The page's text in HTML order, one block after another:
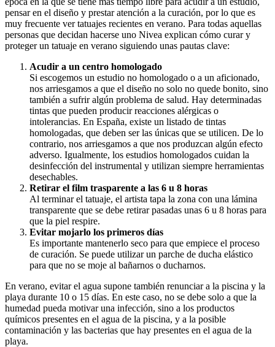
pensar en el diseño y prestar atención a la curación, por lo que es
muy frecuente ver tatuajes recientes en verano. Para todas aquellas
personas que decidan hacerse uno Nivea explican cómo curar y
proteger un tatuaje en verano siguiendo unas pautas clave:
Acudir a un centro homologado
Si escogemos un estudio no homologado o a un aficionado,
nos arriesgamos a que el diseño no solo no quede bonito, sino
también a sufrir algún problema de salud. Hay determinadas
tintas que pueden producir reacciones alérgicas o
intolerancias. En España, existe un listado de tintas
homologadas, que deben ser las únicas que se utilicen. De lo
contrario, nos arriesgamos a que nos produzcan algún efecto
adverso. Igualmente, los estudios homologados cuidan la
desinfección del instrumental y utilizan siempre herramientas
desechables.
Retirar el film trasparente a las 6 u 8 horas
Al terminar el tatuaje, el artista tapa la zona con una lámina
transparente que se debe retirar pasadas unas 6 u 8 horas para
que la piel respire.
Evitar mojarlo los primeros días
Es importante mantenerlo seco para que empiece el proceso
de curación. Se puede utilizar un parche de ducha elástico
para que no se moje al bañarnos o ducharnos.
En verano, evitar el agua supone también renunciar a la piscina y la
playa durante 10 o 15 días. En este caso, no se debe solo a que la
humedad pueda motivar una infección, sino a los productos
químicos presentes en el agua de la piscina, y a la posible
contaminación y las bacterias que hay presentes en el agua de la
playa.